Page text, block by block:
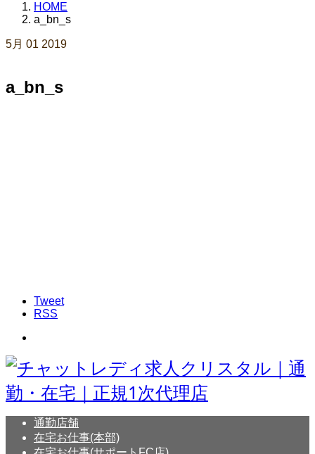
HOME
a_bn_s
5月 01 2019
a_bn_s
Tweet
RSS
通勤店舗
在宅お仕事(本部)